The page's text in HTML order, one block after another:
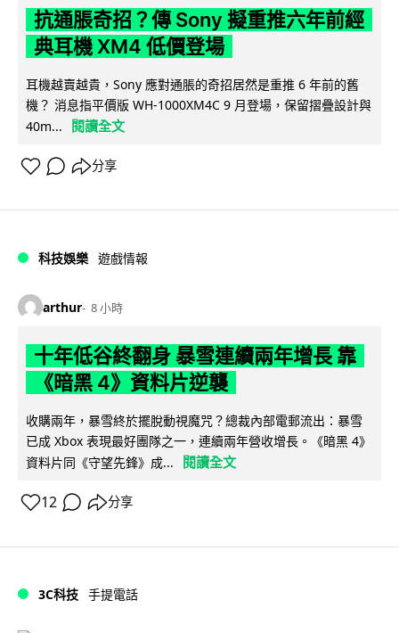
抗通脹奇招？傳 Sony 擬重推六年前經
典耳機 XM4 低價登場
耳機越賣越貴，Sony 應對通脹的奇招居然是重推 6 年前的舊
機？ 消息指平價版 WH-1000XM4C 9 月登場，保留摺疊設計與
40m...
閱讀全文
分享
科技娛樂 遊戲情報
arthur 8 小時
十年低谷終翻身 暴雪連續兩年增長 靠
《暗黑 4》資料片逆襲
收購兩年，暴雪終於擺脫動視魔咒？總裁內部電郵流出：暴雪
已成 Xbox 表現最好團隊之一，連續兩年營收增長。《暗黑 4》
資料片同《守望先鋒》成...
閱讀全文
12 分享
3C科技 手提電話